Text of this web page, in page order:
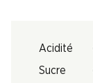
Acidité
Sucre